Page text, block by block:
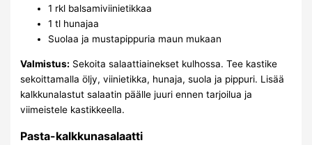
1 rkl balsamiviinietikkaa
1 tl hunajaa
Suolaa ja mustapippuria maun mukaan
Valmistus: Sekoita salaattiainekset kulhossa. Tee kastike
sekoittamalla öljy, viinietikka, hunaja, suola ja pippuri. Lisää
kalkkunalastut salaatin päälle juuri ennen tarjoilua ja
viimeistele kastikkeella.
Pasta-kalkkunasalaatti